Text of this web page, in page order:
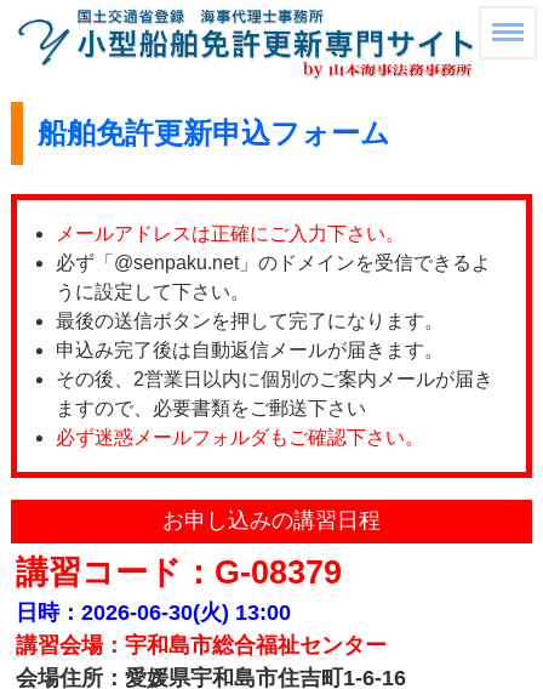
船舶免許更新申込フォーム
メールアドレスは正確にご入力下さい。
必ず「@senpaku.net」のドメインを受信できるよ
うに設定して下さい。
最後の送信ボタンを押して完了になります。
申込み完了後は自動返信メールが届きます。
その後、2営業日以内に個別のご案内メールが届き
ますので、必要書類をご郵送下さい
必ず迷惑メールフォルダもご確認下さい。
お申し込みの講習日程
講習コード：G-08379
日時：2026-06-30(火) 13:00
講習会場：宇和島市総合福祉センター
会場住所：愛媛県宇和島市住吉町1-6-16